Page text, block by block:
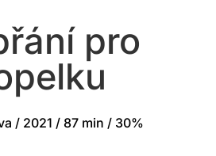
pro
/ 2021 / 87 min / 30%